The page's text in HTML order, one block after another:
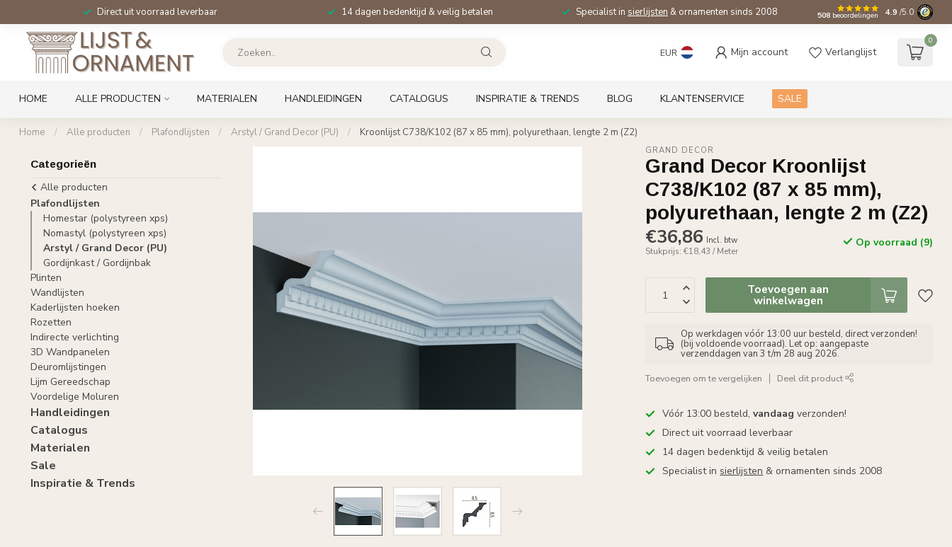
Direct uit voorraad leverbaar 14 dagen bedenktijd & veilig betalen Specialist in sierlijsten & ornamenten sinds 2008 508 beoordelingen 4.9 /5.0
EUR Mijn account Verlanglijst
0
HOME ALLE PRODUCTEN MATERIALEN HANDLEIDINGEN CATALOGUS INSPIRATIE & TRENDS BLOG KLANTENSERVICE SALE
Home / Alle producten / Plafondlijsten / Arstyl / Grand Decor (PU) / Kroonlijst C738/K102 (87 x 85 mm), polyurethaan, lengte 2 m (Z2)
Categorieën
Alle producten
Plafondlijsten
Homestar (polystyreen xps)
Nomastyl (polystyreen xps)
Arstyl / Grand Decor (PU)
Gordijnkast / Gordijnbak
Plinten
Wandlijsten
Kaderlijsten hoeken
Rozetten
Indirecte verlichting
3D Wandpanelen
Deuromlijstingen
Lijm Gereedschap
Voordelige Moluren
Handleidingen
Catalogus
Materialen
Sale
Inspiratie & Trends
GRAND DECOR
Grand Decor Kroonlijst
C738/K102 (87 x 85 mm),
polyurethaan, lengte 2 m (Z2)
€36,86 Incl. btw
Stukprijs: €18,43 / Meter
Op voorraad (9)
Toevoegen aan
winkelwagen
Op werkdagen vóór 13:00 uur besteld, direct verzonden!
(bij voldoende voorraad). Let op: aangepaste
verzenddagen van 3 t/m 28 aug 2026.
Toevoegen om te vergelijken Deel dit product
Vóór 13:00 besteld,vandaag verzonden!
Direct uit voorraad leverbaar
14 dagen bedenktijd & veilig betalen
Specialist in sierlijsten & ornamenten sinds 2008